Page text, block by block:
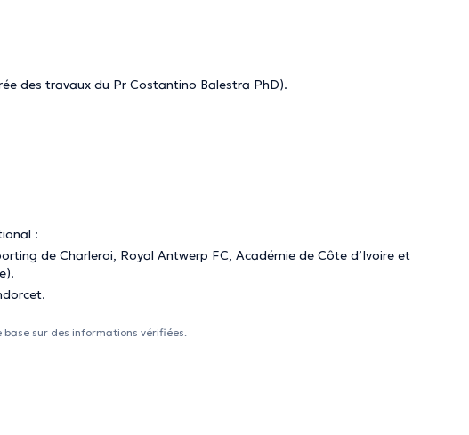
des travaux du Pr Costantino Balestra PhD).
:
de Charleroi, Royal Antwerp FC, Académie de Côte d’Ivoire et
sur des informations vérifiées.